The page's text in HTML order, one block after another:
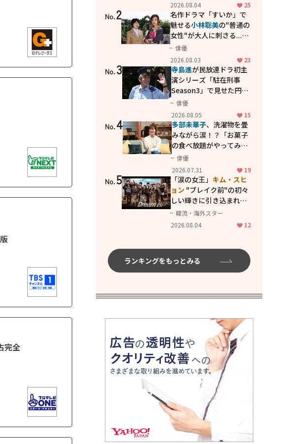
完全
会えたら。」
2026.08.04 25
No.2
名作ドラマ「すいか」で
魅せる小林聡美の"普通の
女性"が大人に刺さる...映
画「かもめ食堂」にも通
じる静かな芝居
俳優
2026.08.03
23
No.3 寺島進が民放連ドラ初主
演シリーズ「駐在刑事
Season3」で見せた円熟
の演技
俳優
2026.08.05
15
No.4 多部未華子、洗濯物を畳
みながら涙！？「お菓子
の食べ放題がやってみた
い」ハンディファン4台の
暑さ対策も明かす
俳優
2026.07.31
19
No.5 「涙の女王」 キム・スヒ
ョン "ブレイク前"の初々
しい輝きに引き込まれ
る...2PM テギョン
共演の青春名作「ドリー
韓流・海外スター
2026.08.04
12
ランキングをもっとみる